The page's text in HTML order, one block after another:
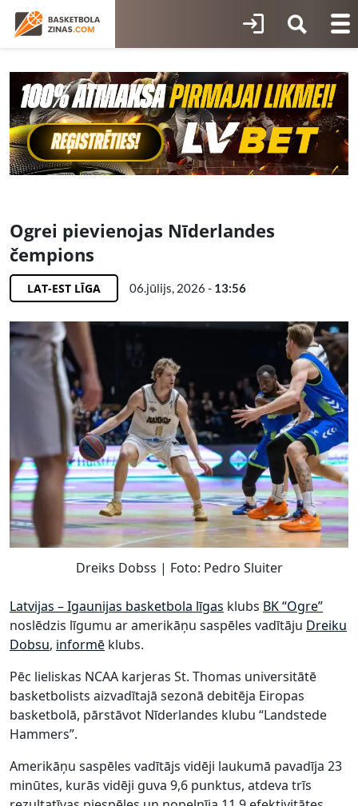
Ogrei pievienojas Nīderlandes
čempions
LAT-EST LĪGA 06.jūlijs, 2026 - 13:56
Dreiks Dobss | Foto: Pedro Sluiter
Latvijas – Igaunijas basketbola līgas klubs BK “Ogre”
noslēdzis līgumu ar amerikāņu saspēles vadītāju Dreiku
Dobsu, informē klubs.
Pēc lieliskas NCAA karjeras St. Thomas universitātē
basketbolists aizvadītajā sezonā debitēja Eiropas
basketbolā, pārstāvot Nīderlandes klubu “Landstede
Hammers”.
Amerikāņu saspēles vadītājs vidēji laukumā pavadīja 23
minūtes, kurās vidēji guva 9,6 punktus, atdeva trīs